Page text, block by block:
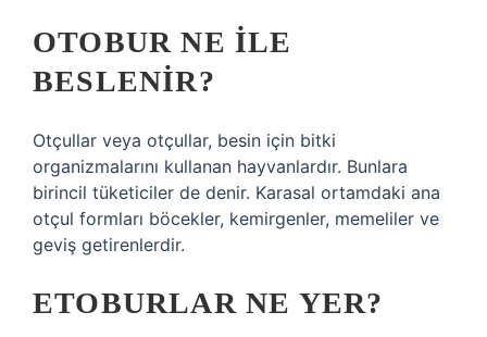
OTOBUR NE ILE
BESLENIR?
Otçullar veya otçullar, besin için bitki
organizmalarını kullanan hayvanlardır. Bunlara
birincil tüketiciler de denir. Karasal ortamdaki ana
otçul formları böcekler, kemirgenler, memeliler ve
geviş getirenlerdir.
ETOBURLAR NE YER?